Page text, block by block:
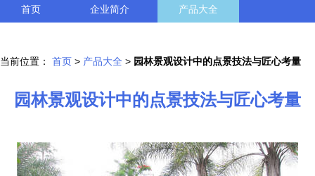
首页 企业简介 产品大全
当前位置： 首页 > 产品大全 > 园林景观设计中的点景技法与匠心考量
园林景观设计中的点景技法与匠心考量